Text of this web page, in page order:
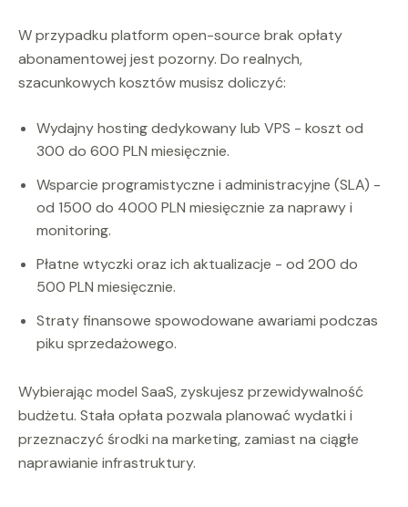
W przypadku platform open-source brak opłaty
abonamentowej jest pozorny. Do realnych,
szacunkowych kosztów musisz doliczyć:
Wydajny hosting dedykowany lub VPS - koszt od
300 do 600 PLN miesięcznie.
Wsparcie programistyczne i administracyjne (SLA) -
od 1500 do 4000 PLN miesięcznie za naprawy i
monitoring.
Płatne wtyczki oraz ich aktualizacje - od 200 do
500 PLN miesięcznie.
Straty finansowe spowodowane awariami podczas
piku sprzedażowego.
Wybierając model SaaS, zyskujesz przewidywalność
budżetu. Stała opłata pozwala planować wydatki i
przeznaczyć środki na marketing, zamiast na ciągłe
naprawianie infrastruktury.